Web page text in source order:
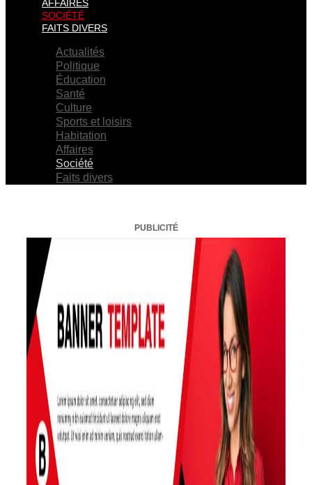
AFFAIRES
SOCIÉTÉ
FAITS DIVERS
Actualités
Politique
Éducation
Santé
Culture
Sports et loisirs
Habitation
Affaires
Société
Faits divers
PUBLICITÉ